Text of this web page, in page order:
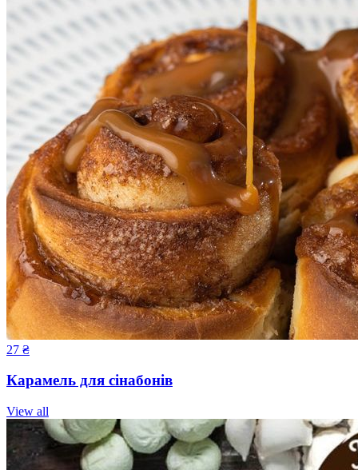
27 ₴
Карамель для сінабонів
View all